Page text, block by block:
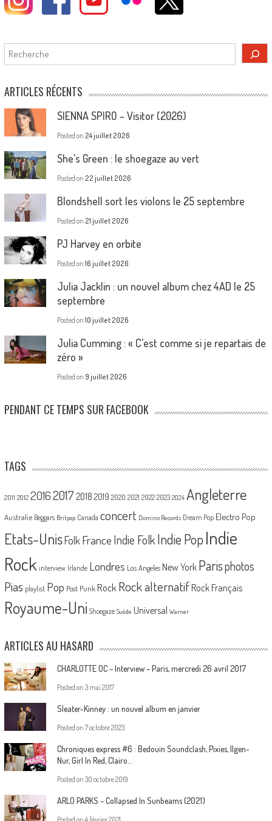
Rechercher
ARTICLES RÉCENTS
SIENNA SPIRO – Visitor (2026)
Posted on 24 juillet 2026
She’s Green : le shoegaze au vert
Posted on 22 juillet 2026
Blondshell sort les violons le 25 septembre
Posted on 21 juillet 2026
PJ Harvey en orbite
Posted on 16 juillet 2026
Julia Jacklin : un nouvel album chez 4AD le 25
septembre
Posted on 10 juillet 2026
Julia Cumming : « C’est comme si je repartais de
zéro »
Posted on 9 juillet 2026
PENDANT CE TEMPS SUR FACEBOOK
TAGS
2011 2012 20162017 2018 2019 2020 2021 2022 2023 2024 Angleterre
Australie Beggars Britpop Canada concert Domino Records Dream Pop Electro Pop
Etats-UnisFolk France Indie Folk Indie PopIndie
Rock interview Irlande Londres Los Angeles New York Parisphotos
Pias playlist Pop Post Punk Rock Rock alternatif Rock Français
Royaume-Uni Shoegaze Suède Universal Warner
ARTICLES AU HASARD
CHARLOTTE OC – Interview – Paris, mercredi 26 avril 2017
Posted on 3 mai 2017
Sleater-Kinney : un nouvel album en janvier
Posted on 7 octobre 2023
Chroniques express #6 : Bedouin Soundclash, Pixies, Ilgen-
Nur, Girl In Red, Clairo…
Posted on 30 octobre 2019
ARLO PARKS – Collapsed In Sunbeams (2021)
Posted on 4 février 2021